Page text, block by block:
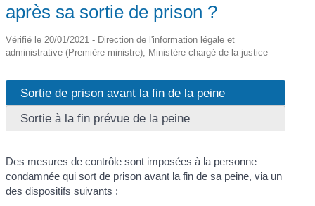
après sa sortie de prison ?
Vérifié le 20/01/2021 - Direction de l'information légale et
administrative (Première ministre), Ministère chargé de la justice
Sortie de prison avant la fin de la peine
Sortie à la fin prévue de la peine
Des mesures de contrôle sont imposées à la personne
condamnée qui sort de prison avant la fin de sa peine, via un
des dispositifs suivants :